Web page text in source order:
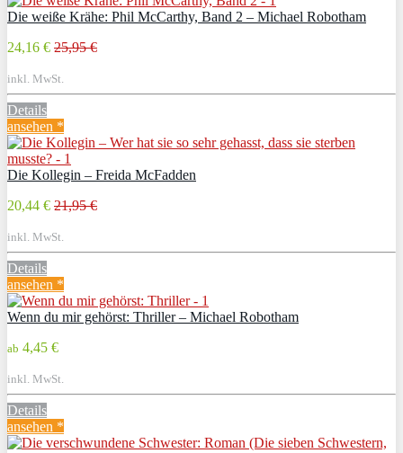
Die weiße Krähe: Phil McCarthy, Band 2 – Michael Robotham
24,16 € 25,95 €
inkl. MwSt.
Details
ansehen *
Die Kollegin – Freida McFadden
20,44 € 21,95 €
inkl. MwSt.
Details
ansehen *
Wenn du mir gehörst: Thriller – Michael Robotham
ab 4,45 €
inkl. MwSt.
Details
ansehen *